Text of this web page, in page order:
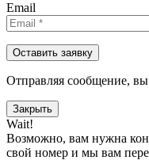
Email
Отправляя сообщениe, вы
Закрыть
Wait!
Возможно, вам нужна
свой номер и мы вам